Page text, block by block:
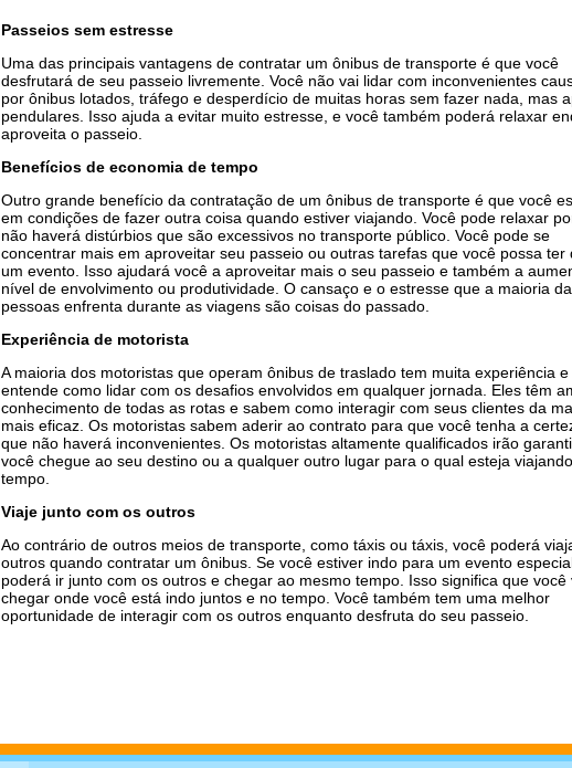
Passeios sem estresse
Uma das principais vantagens de contratar um ônibus de transporte é que você
desfrutará de seu passeio livremente. Você não vai lidar com inconvenientes
por ônibus lotados, tráfego e desperdício de muitas horas sem fazer nada, mas
pendulares. Isso ajuda a evitar muito estresse, e você também poderá relaxar
aproveita o passeio.
Benefícios de economia de tempo
Outro grande benefício da contratação de um ônibus de transporte é que você
em condições de fazer outra coisa quando estiver viajando. Você pode relaxar
não haverá distúrbios que são excessivos no transporte público. Você pode se
concentrar mais em aproveitar seu passeio ou outras tarefas que você possa ter
um evento. Isso ajudará você a aproveitar mais o seu passeio e também a
nível de envolvimento ou produtividade. O cansaço e o estresse que a maioria
pessoas enfrenta durante as viagens são coisas do passado.
Experiência de motorista
A maioria dos motoristas que operam ônibus de traslado tem muita experiência e
entende como lidar com os desafios envolvidos em qualquer jornada. Eles têm
conhecimento de todas as rotas e sabem como interagir com seus clientes da
mais eficaz. Os motoristas sabem aderir ao contrato para que você tenha a
que não haverá inconvenientes. Os motoristas altamente qualificados irão
você chegue ao seu destino ou a qualquer outro lugar para o qual esteja
tempo.
Viaje junto com os outros
Ao contrário de outros meios de transporte, como táxis ou táxis, você poderá
outros quando contratar um ônibus. Se você estiver indo para um evento
poderá ir junto com os outros e chegar ao mesmo tempo. Isso significa que você
chegar onde você está indo juntos e no tempo. Você também tem uma melhor
oportunidade de interagir com os outros enquanto desfruta do seu passeio.